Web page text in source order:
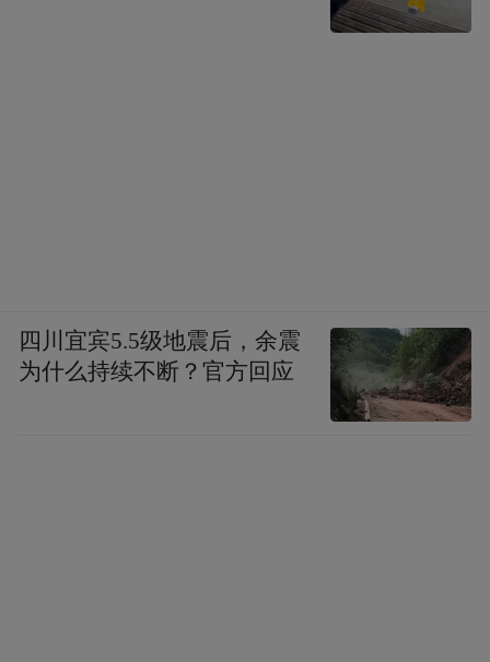
四川宜宾5.5级地震后，余震
为什么持续不断？官方回应